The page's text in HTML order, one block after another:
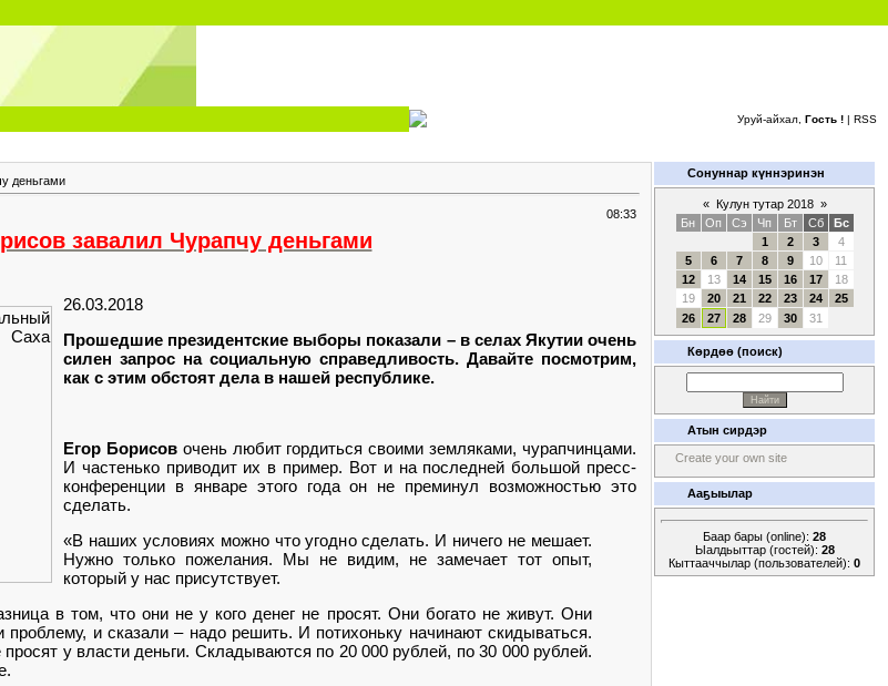
Уруй-айхал, Гость ! | RSS
деньгами
08:33
завалил Чурапчу деньгами
26.03.2018
Прошедшие президентские выборы показали – в селах Якутии очень
силен запрос на социальную справедливость. Давайте посмотрим,
как с этим обстоят дела в нашей республике.
Егор Борисовочень любит гордиться своими земляками, чурапчинцами.
И частенько приводит их в пример. Вот и на последней большой пресс-
конференции в январе этого года он не преминул возможностью это
сделать.
«В наших условиях можно что угодно сделать. И ничего не мешает.
Нужно только пожелания. Мы не видим, не замечает тот опыт,
который у нас присутствует.
в том, что они не у кого денег не просят. Они богато не живут. Они
проблему, и сказали – надо решить. И потихоньку начинают скидываться.
у власти деньги. Складываются по 20 000 рублей, по 30 000 рублей.
Сонуннар күннэринэн
« Кулун тутар 2018 »
Бн
Оп Сэ Чп Бт Сб
Бс
1
2 3
4
5
6 7 8 9 10
11
12
13 14 15 16 17
18
19
20 21 22 23 24
25
26
27 28 29 30 31
Көрдөө (поиск)
Атын сирдэр
Create your own site
Ааҕыылар
Баар бары (online): 28
Ыалдьыттар (гостей): 28
Кыттааччылар (пользователей): 0